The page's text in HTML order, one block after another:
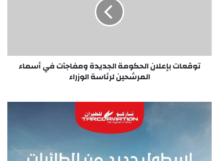
لرئاسة
الوزراءتوقعات بإعلان الحكومة الجديدة ومفاجآت في أسماء
المرشحين لرئاسة الوزراء